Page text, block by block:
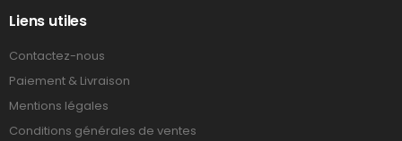
Liens utiles
Contactez-nous
Paiement & Livraison
Mentions légales
Conditions générales de ventes